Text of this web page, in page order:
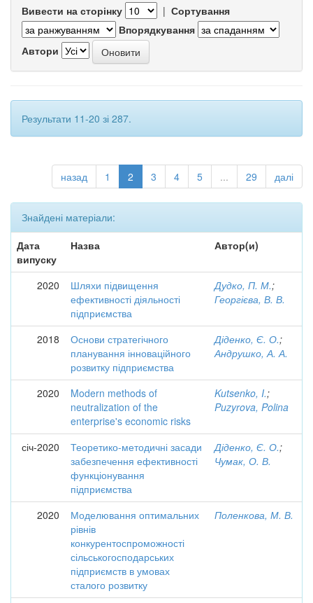
Вивести на сторінку | Сортування
Впорядкування
Автори
Результати 11-20 зі 287.
назад 1 2 3 4 5 ... 29 далі
Знайдені матеріали:
Дата
випуску
Назва Автор(и)
2020
Шляхи підвищення
ефективності діяльності
підприємства
Дудко, П. М.;
Георгієва, В. В.
2018
Основи стратегічного
планування інноваційного
розвитку підприємства
Діденко, Є. О.;
Андрушко, А. А.
2020
Modern methods of
neutralization of the
enterprise's economic risks
Kutsenko, I.;
Puzyrova, Polina
січ-2020
Теоретико-методичні засади
забезпечення ефективності
функціонування
підприємства
Діденко, Є. О.;
Чумак, О. В.
2020
Моделювання оптимальних
рівнів
конкурентоспроможності
сільськогосподарських
підприємств в умовах
сталого розвитку
Поленкова, М. В.